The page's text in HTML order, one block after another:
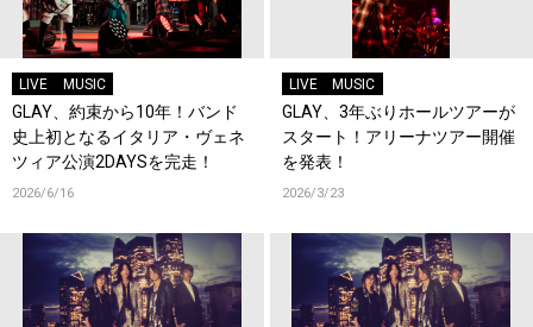
LIVE MUSIC
GLAY、約束から10年！バンド
史上初となるイタリア・ヴェネ
ツィア公演2DAYSを完走！
2026/6/16
LIVE MUSIC
GLAY、3年ぶりホールツアーが
スタート！アリーナツアー開催
を発表！
2026/3/23